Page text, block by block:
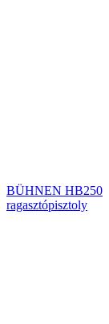
BÜHNEN HB250
ragasztópisztoly